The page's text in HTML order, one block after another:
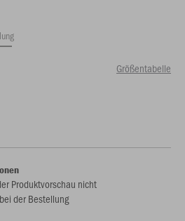
Größentabelle
Produktvorschau nicht
der Bestellung